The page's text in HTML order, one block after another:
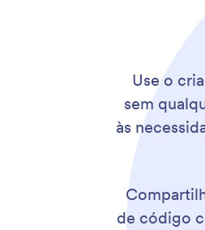
Use o
sem
às
de código